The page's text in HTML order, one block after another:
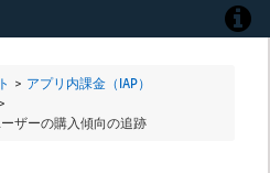
> アプリ内課金（IAP）
ザーの購入傾向の追跡